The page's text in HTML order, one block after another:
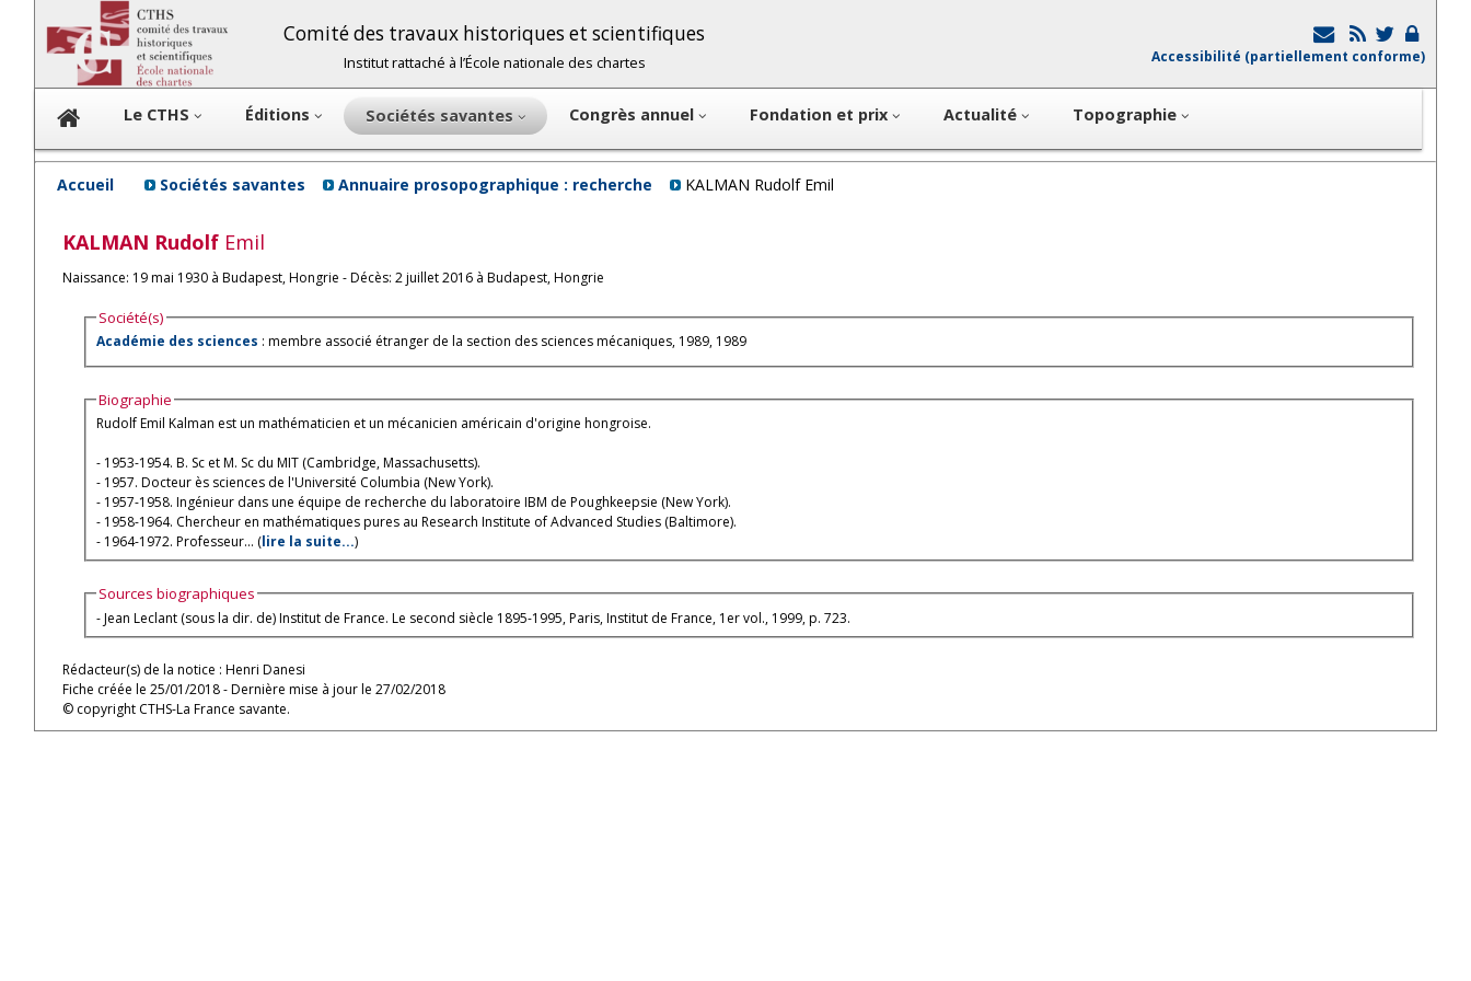
Comité des travaux historiques et scientifiques
Institut rattaché à l’École nationale des chartes Accessibilité (partiellement conforme)
Le CTHS Éditions Sociétés savantes Congrès annuel Fondation et prix Actualité Topographie
Accueil Sociétés savantes Annuaire prosopographique : recherche KALMAN Rudolf Emil
KALMAN Rudolf Emil
Naissance: 19 mai 1930 à Budapest, Hongrie - Décès: 2 juillet 2016 à Budapest, Hongrie
Société(s)
Académie des sciences : membre associé étranger de la section des sciences mécaniques, 1989, 1989
Biographie
Rudolf Emil Kalman est un mathématicien et un mécanicien américain d'origine hongroise.
- 1953-1954. B. Sc et M. Sc du MIT (Cambridge, Massachusetts).
- 1957. Docteur ès sciences de l'Université Columbia (New York).
- 1957-1958. Ingénieur dans une équipe de recherche du laboratoire IBM de Poughkeepsie (New York).
- 1958-1964. Chercheur en mathématiques pures au Research Institute of Advanced Studies (Baltimore).
- 1964-1972. Professeur... (lire la suite...)
Sources biographiques
- Jean Leclant (sous la dir. de) Institut de France. Le second siècle 1895-1995, Paris, Institut de France, 1er vol., 1999, p. 723.
Rédacteur(s) de la notice : Henri Danesi
Fiche créée le 25/01/2018 - Dernière mise à jour le 27/02/2018
© copyright CTHS-La France savante.